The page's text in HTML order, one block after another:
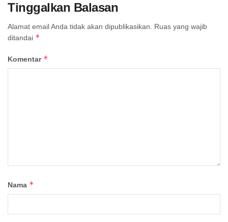
Tinggalkan Balasan
Alamat email Anda tidak akan dipublikasikan. Ruas yang wajib
ditandai *
Komentar *
Nama *